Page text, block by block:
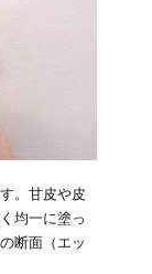
。甘皮や皮
均一に塗っ
断面（エッ